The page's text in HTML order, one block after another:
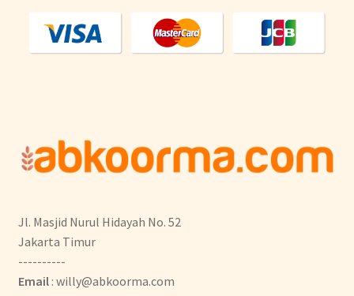
Jl. Masjid Nurul Hidayah No. 52
Jakarta Timur
----------
Email : willy@abkoorma.com